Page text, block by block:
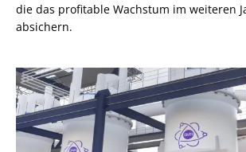
die das profitable Wachstum im weiteren
absichern.